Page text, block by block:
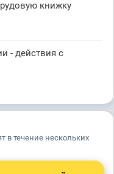
книжку
- действия с
в течение нескольких